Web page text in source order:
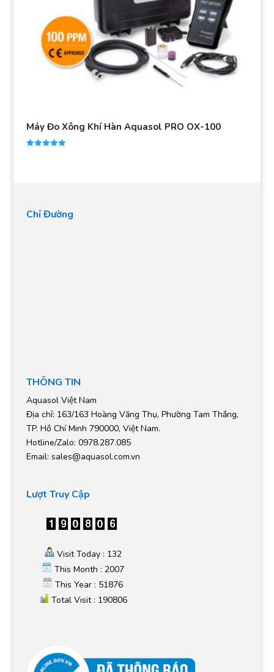
Máy Đo Xông Khí Hàn Aquasol PRO OX-100
Chỉ Đường
THÔNG TIN
Aquasol Việt Nam
Địa chỉ: 163/163 Hoàng Văng Thụ, Phường Tam Thắng,
TP. Hồ Chí Minh 790000, Việt Nam.
Hotline/Zalo: 0978.287.085
Email: sales@aquasol.com.vn
Lượt Truy Cập
Visit Today : 132
This Month : 2007
This Year : 51876
Total Visit : 190806